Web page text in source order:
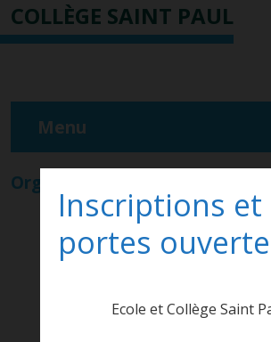
COLLÈGE SAINT PAUL
Menu
Organigramme
Inscriptions et
portes
Ecole et Collège Saint